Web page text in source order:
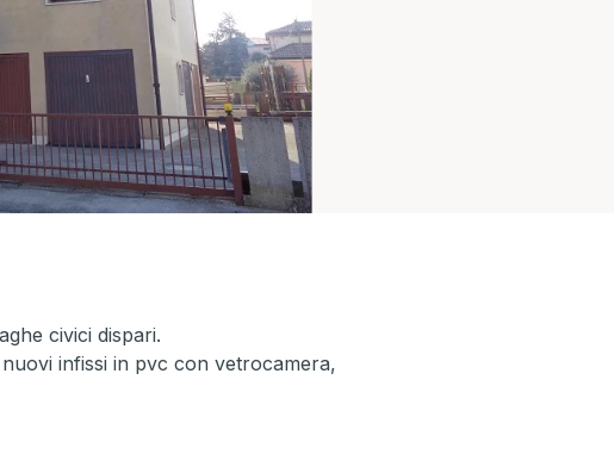
civici dispari.
infissi in pvc con vetrocamera,